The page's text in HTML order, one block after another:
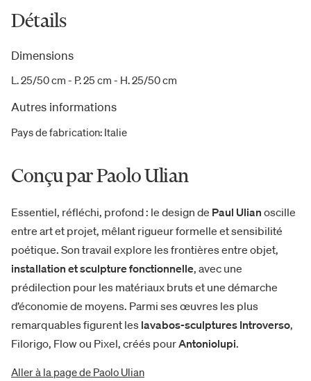
Détails
Dimensions
L. 25/50 cm - P. 25 cm - H. 25/50 cm
Autres informations
Pays de fabrication: Italie
Conçu par Paolo Ulian
Essentiel, réfléchi, profond : le design de Paul Ulian oscille
entre art et projet, mêlant rigueur formelle et sensibilité
poétique. Son travail explore les frontières entre objet,
installation et sculpture fonctionnelle, avec une
prédilection pour les matériaux bruts et une démarche
d’économie de moyens. Parmi ses œuvres les plus
remarquables figurent les lavabos-sculptures Introverso,
Filorigo, Flow ou Pixel, créés pourAntoniolupi.
Aller à la page de Paolo Ulian